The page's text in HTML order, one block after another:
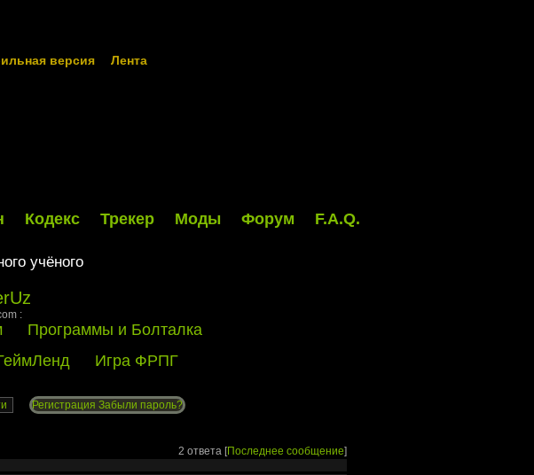
версия Лента
Кодекс Трекер Моды Форум F.A.Q.
учёного
:
Программы и Болталка
Игра ФРПГ
Регистрация Забыли пароль?
2 ответа [Последнее сообщение]